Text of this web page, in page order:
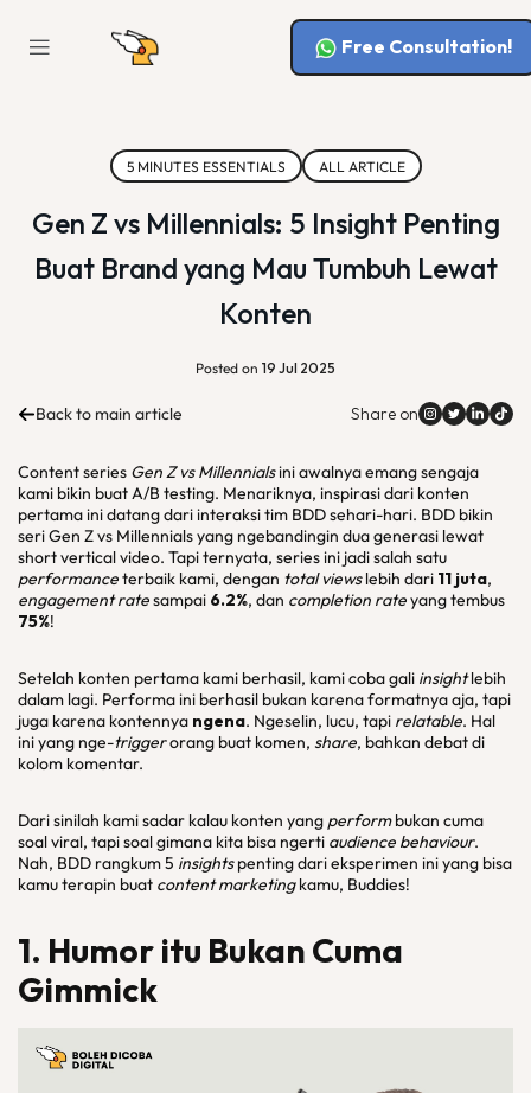
Free Consultation!
5 MINUTES ESSENTIALS ALL ARTICLE
Gen Z vs Millennials: 5 Insight Penting
Buat Brand yang Mau Tumbuh Lewat
Konten
Posted on 19 Jul 2025
Back to main article Share on
Content series Gen Z vs Millennialsini awalnya emang sengaja
kami bikin buat A/B testing. Menariknya, inspirasi dari konten
pertama ini datang dari interaksi tim BDD sehari-hari. BDD bikin
seri Gen Z vs Millennials yang ngebandingin dua generasi lewat
short vertical video. Tapi ternyata, series ini jadi salah satu
performanceterbaik kami, dengan total viewslebih dari 11 juta,
engagement ratesampai 6.2%, dan completion rateyang tembus
75%!
Setelah konten pertama kami berhasil, kami coba gali insightlebih
dalam lagi. Performa ini berhasil bukan karena formatnya aja, tapi
juga karena kontennya ngena. Ngeselin, lucu, tapi relatable. Hal
ini yang nge-triggerorang buat komen, share, bahkan debat di
kolom komentar.
Dari sinilah kami sadar kalau konten yang performbukan cuma
soal viral, tapi soal gimana kita bisa ngerti audience behaviour.
Nah, BDD rangkum 5 insightspenting dari eksperimen ini yang bisa
kamu terapin buat content marketingkamu, Buddies!
1. Humor itu Bukan Cuma
Gimmick